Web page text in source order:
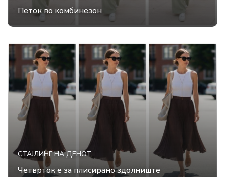
Петок во комбинезон
СТАЈЛИНГ НА ДЕНОТ
Четврток е за плисирано здолниште